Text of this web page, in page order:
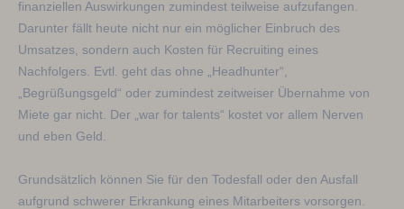
finanziellen Auswirkungen zumindest teilweise aufzufangen.
Darunter fällt heute nicht nur ein möglicher Einbruch des
Umsatzes, sondern auch Kosten für Recruiting eines
Nachfolgers. Evtl. geht das ohne „Headhunter“,
„Begrüßungsgeld“ oder zumindest zeitweiser Übernahme von
Miete gar nicht. Der „war for talents“ kostet vor allem Nerven
und eben Geld.
Grundsätzlich können Sie für den Todesfall oder den Ausfall
aufgrund schwerer Erkrankung eines Mitarbeiters vorsorgen.